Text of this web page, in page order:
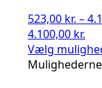
523,00 kr. –
4.100,00 kr.
Vælg